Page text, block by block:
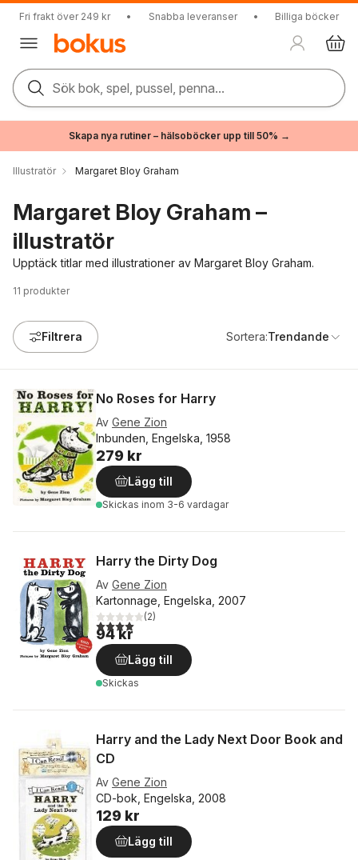
Fri frakt över 249 kr • Snabba leveranser • Billiga böcker
Sök bok, spel, pussel, penna...
Skapa nya rutiner – hälsoböcker upp till 50% →
Illustratör Margaret Bloy Graham
Margaret Bloy Graham –
illustratör
Upptäck titlar med illustrationer av Margaret Bloy Graham.
11 produkter
Filtrera Sortera:Trendande
No Roses for Harry
Av Gene Zion
Inbunden, Engelska, 1958
279 kr
Lägg till
Skickas inom 3-6 vardagar
Harry the Dirty Dog
Av Gene Zion
Kartonnage, Engelska, 2007
4,0utav 5 stjärnor. Totalt antal röster:
(2)
94 kr
Lägg till
Skickas
Harry and the Lady Next Door Book and
CD
Av Gene Zion
CD-bok, Engelska, 2008
129 kr
Lägg till